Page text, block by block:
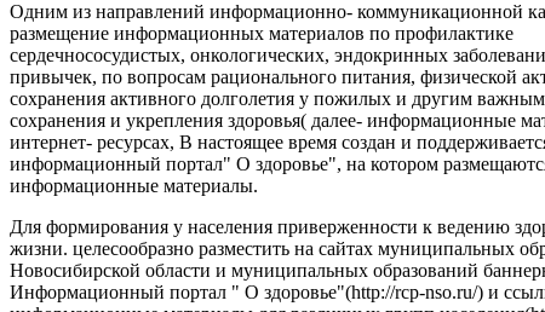
Одним из направлений информационно- коммуникационной
размещение информационных материалов по профилактике
сердечнососудистых, онкологических, эндокринных
привычек, по вопросам рационального питания, физической
сохранения активного долголетия у пожилых и другим
сохранения и укрепления здоровья( далее- информационные
интернет- ресурсах, В настоящее время создан и
информационный портал" О здоровье", на котором
информационные материалы.
Для формирования у населения приверженности к ведению
жизни. целесообразно разместить на сайтах муниципальных
Новосибирской области и муниципальных образований
Информационный портал " О здоровье"(http://rcp-nso.ru/) и